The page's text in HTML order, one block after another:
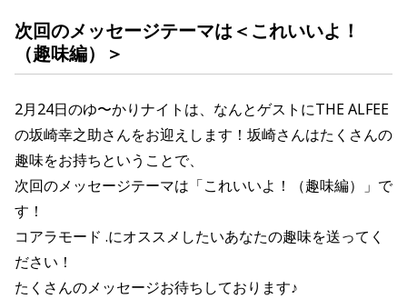
次回のメッセージテーマは＜これいいよ！
（趣味編）
＞
2月24日のゆ〜かりナイトは、なんとゲストにTHE ALFEE
の坂崎幸之助さんをお迎えします！ 坂崎さんはたくさんの
趣味をお持ちということで、
次回のメッセージテーマは「これいいよ！（趣味編）」で
す！
コアラモード .にオススメしたいあなたの趣味を送ってく
ださい！
たくさんのメッセージお待ちしております♪